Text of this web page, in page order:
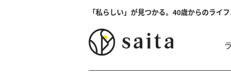
「私らしい」が見つかる。40歳からのライ